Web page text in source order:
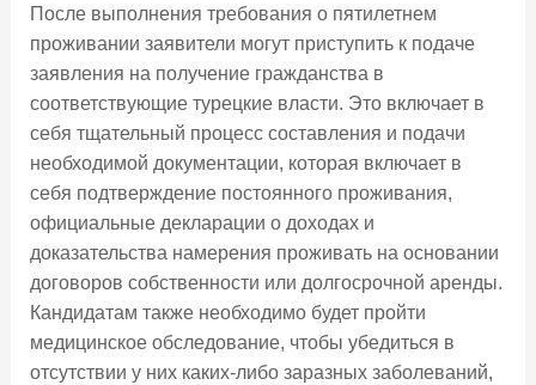
После выполнения требования о пятилетнем
проживании заявители могут приступить к подаче
заявления на получение гражданства в
соответствующие турецкие власти. Это включает в
себя тщательный процесс составления и подачи
необходимой документации, которая включает в
себя подтверждение постоянного проживания,
официальные декларации о доходах и
доказательства намерения проживать на основании
договоров собственности или долгосрочной аренды.
Кандидатам также необходимо будет пройти
медицинское обследование, чтобы убедиться в
отсутствии у них каких-либо заразных заболеваний,